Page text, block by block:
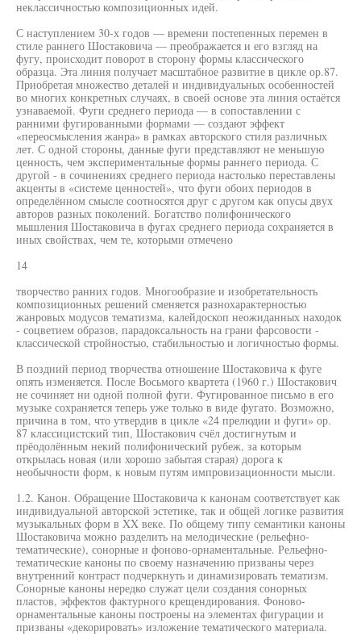
неклассичностью композиционных идей.
С наступлением 30-х годов — времени постепенных перемен в
стиле раннего Шостаковича — преображается и его взгляд на
фугу, происходит поворот в сторону формы классического
образца. Эта линия получает масштабное развитие в цикле ор.87.
Приобретая множество деталей и индивидуальных особенностей
во многих конкретных случаях, в своей основе эта линия остаётся
узнаваемой. Фуги среднего периода — в сопоставлении с
ранними фугированными формами — создают эффект
«переосмысления жанра» в рамках авторского стиля различных
лет. С одной стороны, данные фуги представляют не меньшую
ценность, чем экспериментальные формы раннего периода. С
другой - в сочинениях среднего периода настолько переставлены
акценты в «системе ценностей», что фуги обоих периодов в
определённом смысле соотносятся друг с другом как опусы двух
авторов разных поколений. Богатство полифонического
мышления Шостаковича в фугах среднего периода сохраняется в
иных свойствах, чем те, которыми отмечено
14
творчество ранних годов. Многообразие и изобретательность
композиционных решений сменяется разнохарактерностью
жанровых модусов тематизма, калейдоскоп неожиданных находок
- соцветием образов, парадоксальность на грани фарсовости -
классической стройностью, стабильностью и логичностью формы.
В поздний период творчества отношение Шостаковича к фуге
опять изменяется. После Восьмого квартета (1960 г.) Шостакович
не сочиняет ни одной полной фуги. Фугированное письмо в его
музыке сохраняется теперь уже только в виде фугато. Возможно,
причина в том, что утвердив в цикле «24 прелюдии и фуги» ор.
87 классицистский тип, Шостакович счёл достигнутым и
прёодолённым некий полифонический рубеж, за которым
открылась новая (или хорошо забытая старая) дорога к
необычности форм, к новым путям импровизационности мысли.
1.2. Канон. Обращение Шостаковича к канонам соответствует как
индивидуальной авторской эстетике, так и общей логике развития
музыкальных форм в XX веке. По общему типу семантики каноны
Шостаковича можно разделить на мелодические (рельефно-
тематические), сонорные и фоново-орнаментальные. Рельефно-
тематические каноны по своему назначению призваны через
внутренний контраст подчеркнуть и динамизировать тематизм.
Сонорные каноны нередко служат цели создания сонорных
пластов, эффектов фактурного крещендирования. Фоново-
орнаментальные каноны построены на элементах фигурации и
призваны «декорировать» изложение тематического материала.